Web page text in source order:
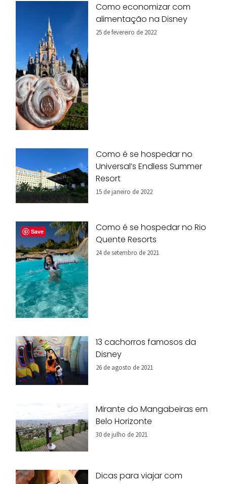
Como economizar com
alimentação na Disney
25 de fevereiro de 2022
Como é se hospedar no
Universal’s Endless Summer
Resort
15 de janeiro de 2022
Como é se hospedar no Rio
Quente Resorts
24 de setembro de 2021
13 cachorros famosos da
Disney
26 de agosto de 2021
Mirante do Mangabeiras em
Belo Horizonte
30 de julho de 2021
Dicas para viajar com
Save